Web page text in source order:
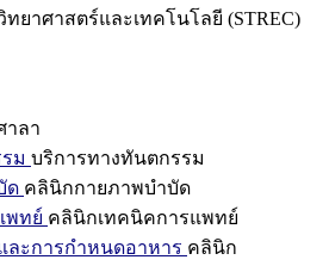
ยาศาสตร์และเทคโนโลยี (STREC)
าลา
ม บริการทางทันตกรรม
ด คลินิกกายภาพบำบัด
พทย์ คลินิกเทคนิคการแพทย์
ะการกำหนดอาหาร คลินิก